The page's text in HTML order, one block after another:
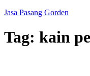
Jasa Pasang Gorden
Tag: kain